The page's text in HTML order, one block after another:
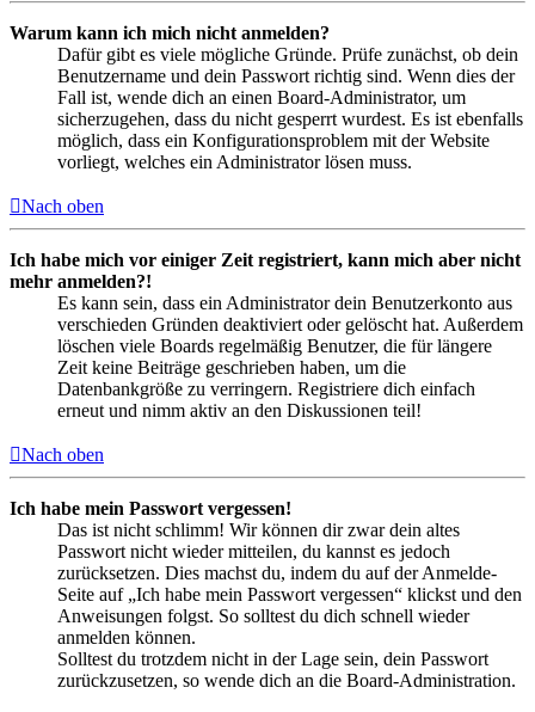
Warum kann ich mich nicht anmelden?
Dafür gibt es viele mögliche Gründe. Prüfe zunächst, ob dein
Benutzername und dein Passwort richtig sind. Wenn dies der
Fall ist, wende dich an einen Board-Administrator, um
sicherzugehen, dass du nicht gesperrt wurdest. Es ist ebenfalls
möglich, dass ein Konfigurationsproblem mit der Website
vorliegt, welches ein Administrator lösen muss.
Nach oben
Ich habe mich vor einiger Zeit registriert, kann mich aber nicht
mehr anmelden?!
Es kann sein, dass ein Administrator dein Benutzerkonto aus
verschieden Gründen deaktiviert oder gelöscht hat. Außerdem
löschen viele Boards regelmäßig Benutzer, die für längere
Zeit keine Beiträge geschrieben haben, um die
Datenbankgröße zu verringern. Registriere dich einfach
erneut und nimm aktiv an den Diskussionen teil!
Nach oben
Ich habe mein Passwort vergessen!
Das ist nicht schlimm! Wir können dir zwar dein altes
Passwort nicht wieder mitteilen, du kannst es jedoch
zurücksetzen. Dies machst du, indem du auf der Anmelde-
Seite auf „Ich habe mein Passwort vergessen“ klickst und den
Anweisungen folgst. So solltest du dich schnell wieder
anmelden können.
Solltest du trotzdem nicht in der Lage sein, dein Passwort
zurückzusetzen, so wende dich an die Board-Administration.